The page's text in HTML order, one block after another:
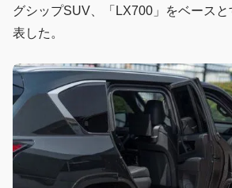
グシップSUV、「LX700」をベース
表した。